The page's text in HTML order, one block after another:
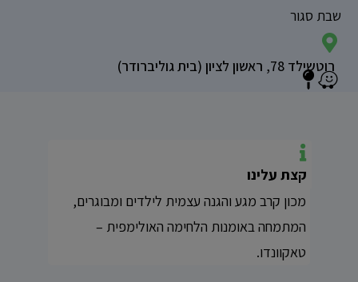
שבת סגור
רוטשילד 78, ראשון לציון (בית גוליברודר)
קצת עלינו
מכון קרב מגע והגנה עצמית לילדים ומבוגרים,
המתמחה באומנות הלחימה האולימפית –
טאקוונדו.